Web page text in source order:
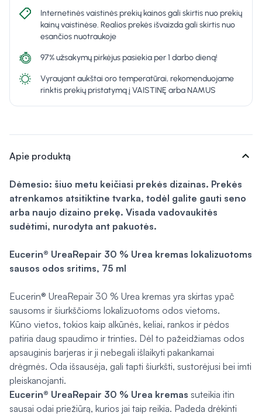
Internetinės vaistinės prekių kainos gali skirtis nuo prekių
kainų vaistinėse. Realios prekės išvaizda gali skirtis nuo
esančios nuotraukoje
97% užsakymų pirkėjus pasiekia per 1 darbo dieną!
Vyraujant aukštai oro temperatūrai, rekomenduojame
rinktis prekių pristatymą į VAISTINĘ arba NAMUS
Apie produktą expand_more
Dėmesio: šiuo metu keičiasi prekės dizainas. Prekės
atrenkamos atsitiktine tvarka, todėl galite gauti seno
arba naujo dizaino prekę. Visada vadovaukitės
sudėtimi, nurodyta ant pakuotės.
Eucerin® UreaRepair 30 % Urea kremas lokalizuotoms
sausos odos sritims, 75 ml
Eucerin® UreaRepair 30 % Urea kremas yra skirtas ypač
sausoms ir šiurkščioms lokalizuotoms odos vietoms.
Kūno vietos, tokios kaip alkūnės, keliai, rankos ir pėdos
patiria daug spaudimo ir trinties. Dėl to pažeidžiamas odos
apsauginis barjeras ir ji nebegali išlaikyti pakankamai
drėgmės. Oda išsausėja, gali tapti šiurkšti, sustorėjusi bei imti
pleiskanojanti.
Eucerin® UreaRepair 30 % Urea kremas suteikia itin
sausai odai priežiūrą, kurios jai taip reikia. Padeda drėkinti